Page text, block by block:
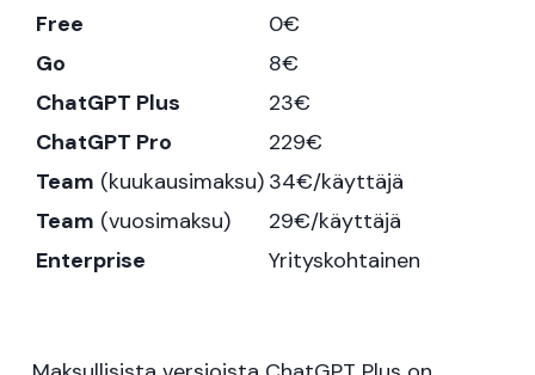
Free
0€
Go
8€
ChatGPT Plus
23€
ChatGPT Pro
229€
Team (kuukausimaksu) 34€/käyttäjä
Team (vuosimaksu)
29€/käyttäjä
Enterprise
Yrityskohtainen